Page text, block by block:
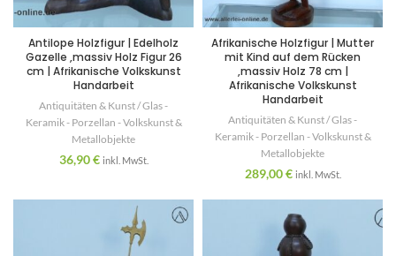
Antilope Holzfigur | Edelholz
Gazelle ,massiv Holz Figur 26
cm | Afrikanische Volkskunst
Handarbeit
Antiquitäten & Kunst / Glas -
Keramik - Porzellan - Volkskunst &
Metallobjekte
36,90€ inkl. MwSt.
Afrikanische Holzfigur | Mutter
mit Kind auf dem Rücken
,massiv Holz 78 cm |
Afrikanische Volkskunst
Handarbeit
Antiquitäten & Kunst / Glas -
Keramik - Porzellan - Volkskunst &
Metallobjekte
289,00€ inkl. MwSt.